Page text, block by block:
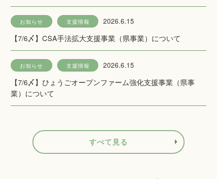
お知らせ 支援情報 2026.6.15
【7/6〆】CSA手法拡大支援事業（県事業）について
お知らせ 支援情報 2026.6.15
【7/6〆】ひょうごオープンファーム強化支援事業（県事
業）について
すべて見る